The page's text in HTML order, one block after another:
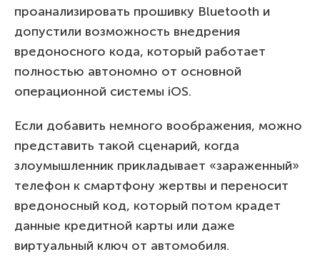
проанализировать прошивку Bluetooth и
допустили возможность внедрения
вредоносного кода, который работает
полностью автономно от основной
операционной системы iOS.
Если добавить немного воображения, можно
представить такой сценарий, когда
злоумышленник прикладывает «зараженный»
телефон к смартфону жертвы и переносит
вредоносный код, который потом крадет
данные кредитной карты или даже
виртуальный ключ от автомобиля.